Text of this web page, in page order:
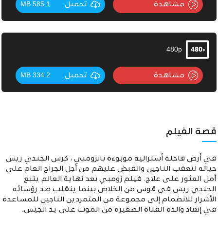
مشاهدة تحميل 585.1 MB
480p
مشاهدة تحميل 334.2 MB
قصة الفيلم
في أرض قاحلة أسترالية موبوءة بالزومبي ، كرس الجندي ريس
حياته لتعقب الناجين والقبض عليهم من أجل الجراح العام على
أمل العثور على علاج. فيلم زومبي بعد نهاية العالم يتبع
الجندي ريس في قوس من الخلاص بينما ينقلب ضد رؤسائه
الأشرار للانضمام إلى مجموعة من المتمردين الناجين للمساعدة
في إنقاذ والدة الفتاة الصغيرة من الموت على يد الجيش.